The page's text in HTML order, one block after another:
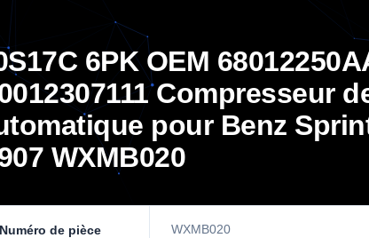
6PK OEM
Compresseur
pour Benz
WXMB020
Numéro de pièce WXMB020